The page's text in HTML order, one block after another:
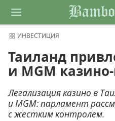
ИНВЕСТИЦИЯ
Таиланд
и MGM
Легализация казино в
и MGM: парламент
с жестким контролем.